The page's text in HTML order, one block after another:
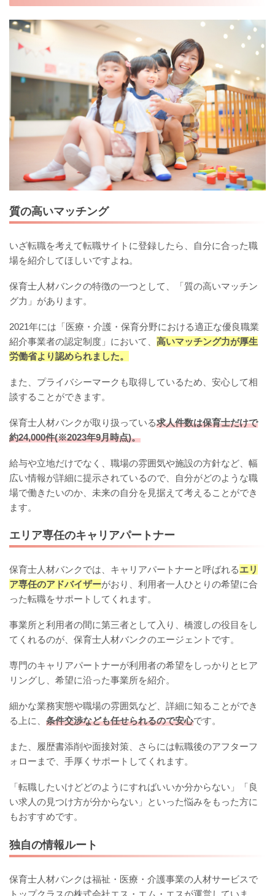
質の高いマッチング
いざ転職を考えて転職サイトに登録したら、自分に合った職
場を紹介してほしいですよね。
保育士人材バンクの特徴の一つとして、「質の高いマッチン
グ力」があります。
2021年には「医療・介護・保育分野における適正な優良職業
紹介事業者の認定制度」において、 高いマッチング力が厚生
労働省より認められました。
また、プライバシーマークも取得しているため、安心して相
談することができます。
保育士人材バンクが取り扱っている求人件数は保育士だけで
約24,000件(※2023年9月時点)。
給与や立地だけでなく、職場の雰囲気や施設の方針など、幅
広い情報が詳細に提示されているので、自分がどのような職
場で働きたいのか、未来の自分を見据えて考えることができ
ます。
エリア専任のキャリアパートナー
保育士人材バンクでは、キャリアパートナーと呼ばれるエリ
ア専任のアドバイザーがおり、利用者一人ひとりの希望に合
った転職をサポートしてくれます。
事業所と利用者の間に第三者として入り、橋渡しの役目をし
てくれるのが、保育士人材バンクのエージェントです。
専門のキャリアパートナーが利用者の希望をしっかりとヒア
リングし、希望に沿った事業所を紹介。
細かな業務実態や職場の雰囲気など、詳細に知ることができ
る上に、 条件交渉なども任せられるので安心です。
また、履歴書添削や面接対策、さらには転職後のアフターフ
ォローまで、手厚くサポートしてくれます。
「転職したいけどどのようにすればいいか分からない」「良
い求人の見つけ方が分からない」といった悩みをもった方に
もおすすめです。
独自の情報ルート
保育士人材バンクは福祉・医療・介護事業の人材サービスで
トップクラスの株式会社エス・エム・エスが運営していま